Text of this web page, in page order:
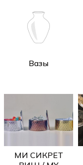
Вазы
МИ СИКРЕТ